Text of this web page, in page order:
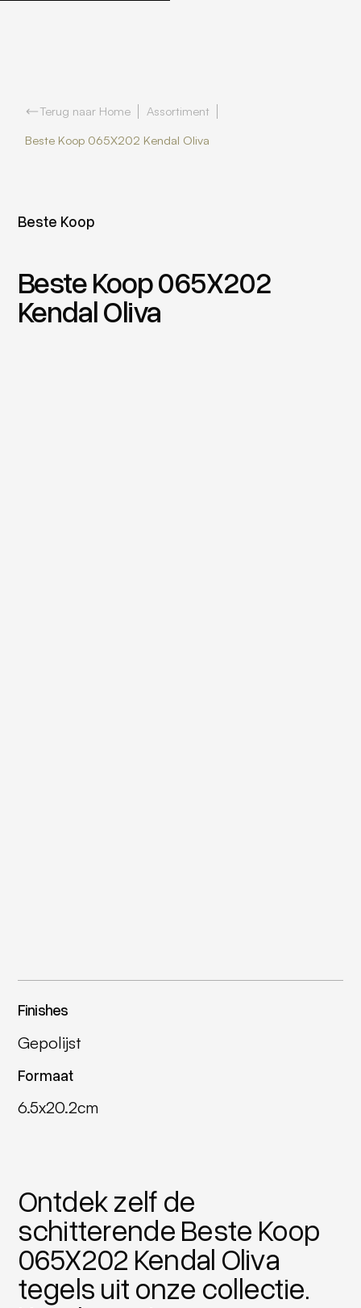
Terug naar Home
Assortiment
Beste Koop 065X202 Kendal Oliva
Beste Koop
Beste Koop 065X202
Kendal Oliva
Finishes
Gepolijst
Formaat
6.5x20.2cm
Ontdek zelf de
schitterende Beste Koop
065X202 Kendal Oliva
tegels uit onze collectie.